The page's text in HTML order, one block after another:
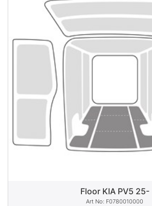
Floor KIA PV5 25-
F0780010000